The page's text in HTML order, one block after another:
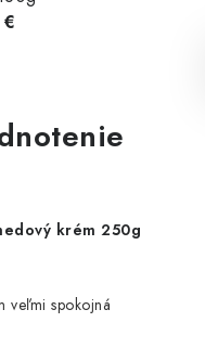
krém 250g
veľmi spokojná